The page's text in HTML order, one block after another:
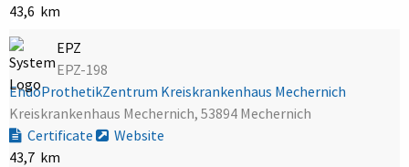
43,6 km
EPZ
EPZ-198
EndoProthetikZentrum Kreiskrankenhaus Mechernich
Kreiskrankenhaus Mechernich, 53894 Mechernich
Certificate
Website
43,7 km